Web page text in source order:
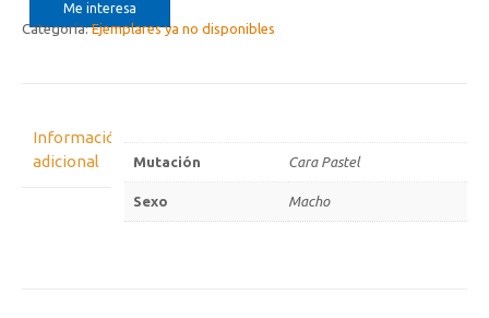
Me interesa
Categoría:Ejemplares ya no disponibles
Información
adicional
Mutación Cara Pastel
Sexo Macho